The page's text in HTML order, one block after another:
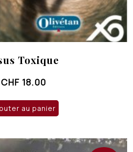
Toxique
CHF 18.00
au panier